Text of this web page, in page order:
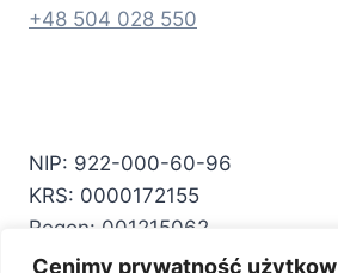
Cenimy prywatność
+48 504 028 550
NIP: 922-000-60-96
KRS: 0000172155
Regon: 001215062